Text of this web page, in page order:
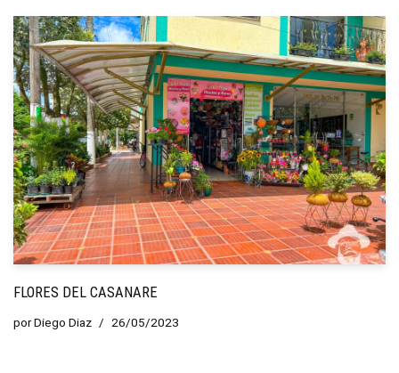
FLORES DEL CASANARE
porDiego Diaz 26/05/2023